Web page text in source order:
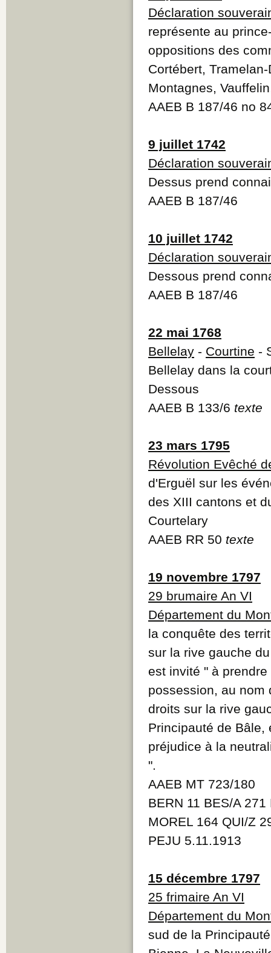
Déclaration
représente au
oppositions des
Cortébert,
Montagnes,
AAEB B 187/46 no
9 juillet 1742
Déclaration
Dessus prend
AAEB B 187/46
10 juillet 1742
Déclaration
Dessous prend
AAEB B 187/46
22 mai 1768
Bellelay - Courtine -
Bellelay dans la
Dessous
AAEB B 133/6 texte
23 mars 1795
Révolution Evêché
d'Erguël sur les
des XIII cantons et
Courtelary
AAEB RR 50 texte
19 novembre 1797
29 brumaire An VI
Département du
la conquête des
sur la rive gauche
est invité " à
possession, au nom
droits sur la rive
Principauté de Bâle,
préjudice à la
".
AAEB MT 723/180
BERN 11 BES/A
MOREL 164 QUI/Z
PEJU 5.11.1913
15 décembre 1797
25 frimaire An VI
Département du
sud de la